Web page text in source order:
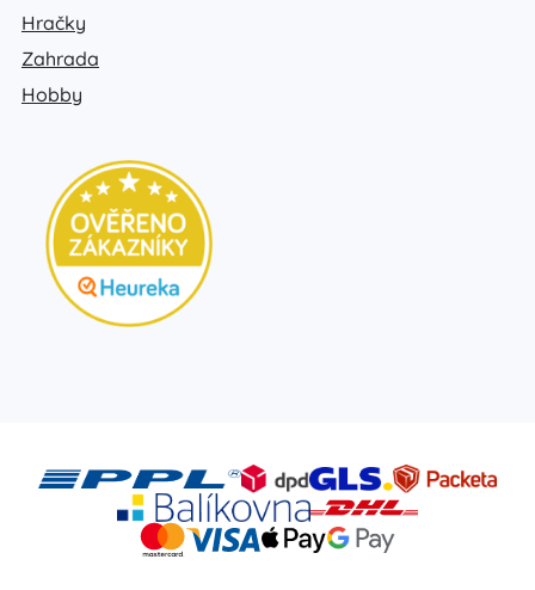
Hračky
Zahrada
Hobby